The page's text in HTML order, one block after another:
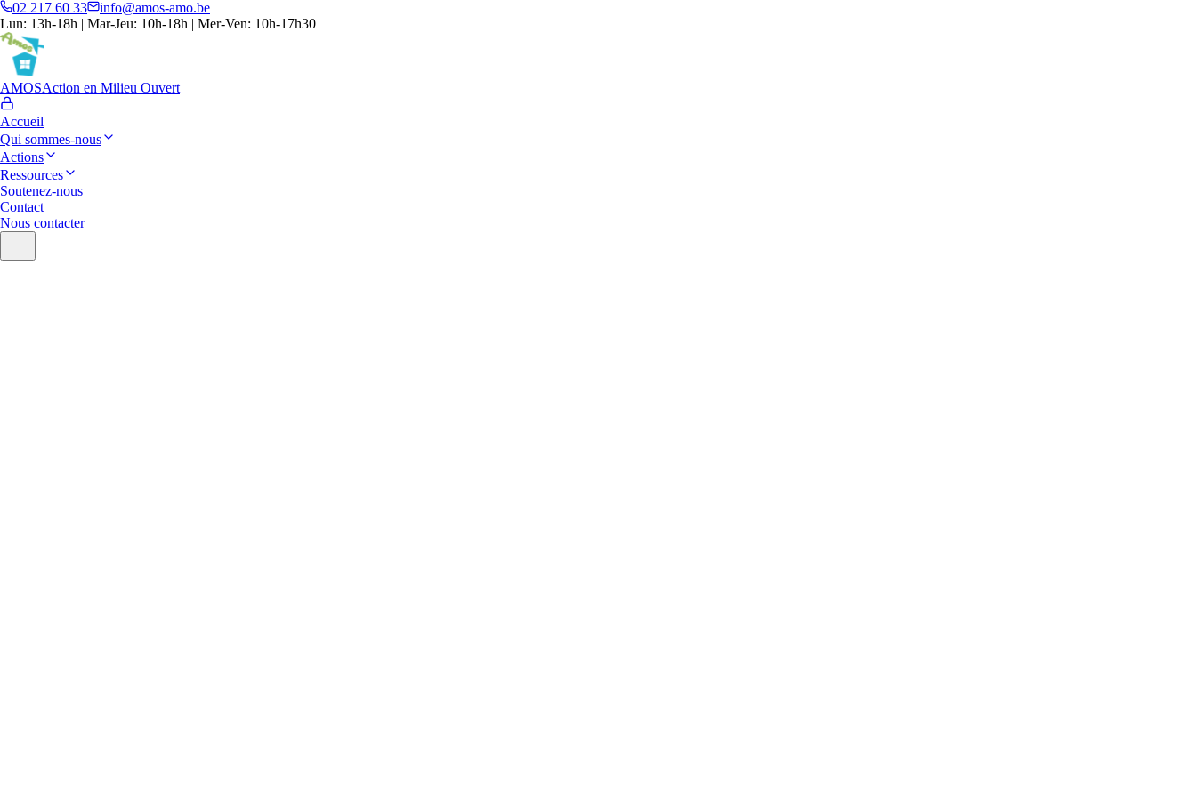
02 217 60 33
info@amos-amo.be
Lun: 13h-18h | Mar-Jeu: 10h-18h | Mer-Ven: 10h-17h30
AMOSAction en Milieu Ouvert
Accueil
Qui sommes-nous
Actions
Ressources
Soutenez-nous
Contact
Nous contacter